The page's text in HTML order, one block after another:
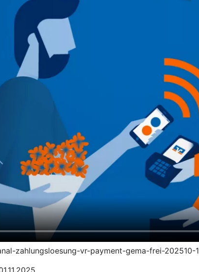
zahlungsloesung-vr-payment-gema-frei-202510-1